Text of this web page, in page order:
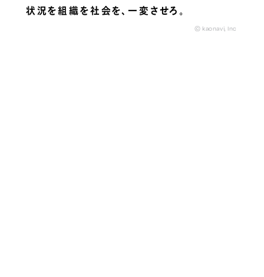
状況を組織を社会を、一変させろ。
© kaonavi, Inc